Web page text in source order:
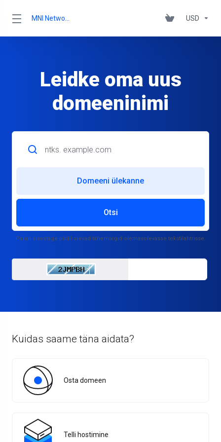
USD
Leidke oma uus
domeeninimi
Domeeni ülekanne
Otsi
Palun sisestage pildil olevad tähemärgid olemasolevasse tekstilahtrisse.
Kuidas saame täna aidata?
Osta domeen
Telli hostimine